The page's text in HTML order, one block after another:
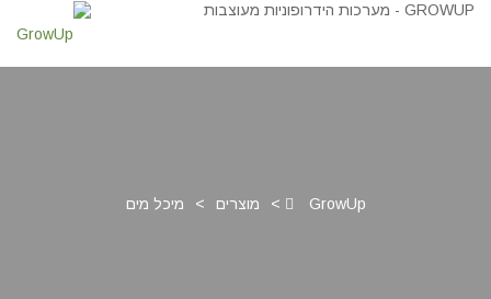
GrowUp
> מוצרים > מיכל מים